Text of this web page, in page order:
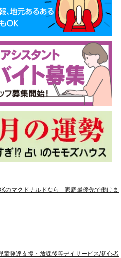
のマクドナルドなら、家庭最優先で働けま
童発達支援・放課後等デイサービス/初心者